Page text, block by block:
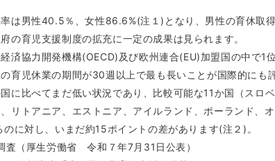
は男性40.5％、女性86.6%(注１)となり、男性の育休取
の育児支援制度の拡充に一定の成果は見られます。
済協力開発機構(OECD)及び欧州連合(EU)加盟国の中で1
育児休業の期間が30週以上で最も長いことが国際的にも
に比べてまだ低い状況であり、比較可能な11か国（スロ
リトアニア、エストニア、アイルランド、ポーランド、
に対し、いまだ約15ポイントの差があります(注２)。
査（厚生労働省 令和７年7月31日公表）